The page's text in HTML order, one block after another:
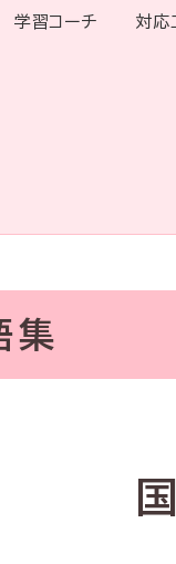
学習コーチ 対応
集